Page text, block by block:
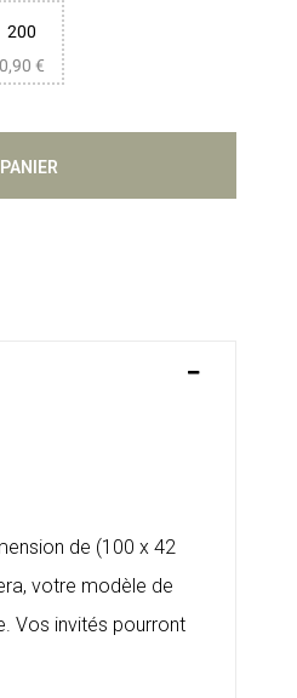
200
0,90 €
de (100 x 42
votre modèle de
Vos invités pourront